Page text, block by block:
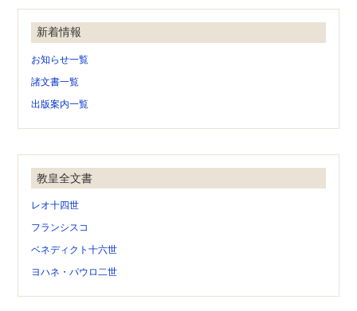
新着情報
お知らせ一覧
諸文書一覧
出版案内一覧
教皇全文書
レオ十四世
フランシスコ
ベネディクト十六世
ヨハネ・パウロ二世